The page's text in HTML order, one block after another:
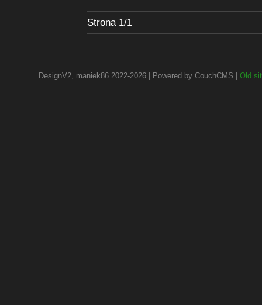
Strona 1/1
DesignV2, maniek86 2022-2026 | Powered by CouchCMS | Old